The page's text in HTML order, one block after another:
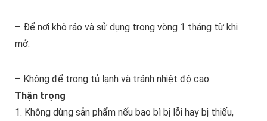
– Để nơi khô ráo và sử dụng trong vòng 1 tháng từ khi
mở.
– Không để trong tủ lạnh và tránh nhiệt độ cao.
Thận trọng
1. Không dùng sản phẩm nếu bao bì bị lỗi hay bị thiếu,